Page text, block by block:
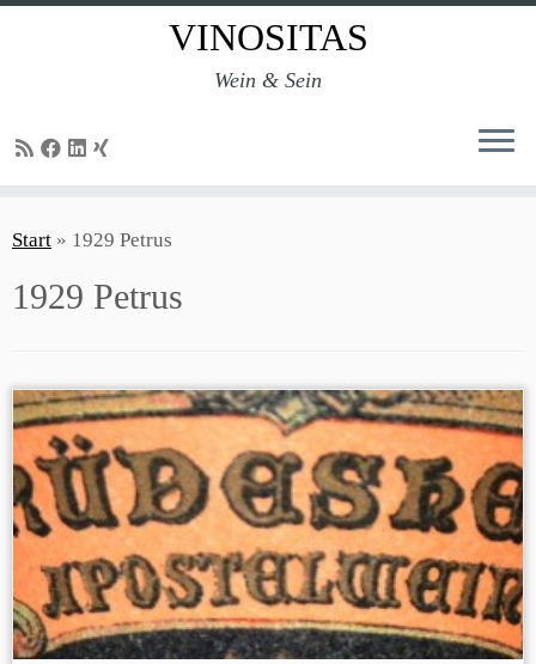
Inhalt
VINOSITAS
Wein & Sein
Start » 1929 Petrus
1929 Petrus